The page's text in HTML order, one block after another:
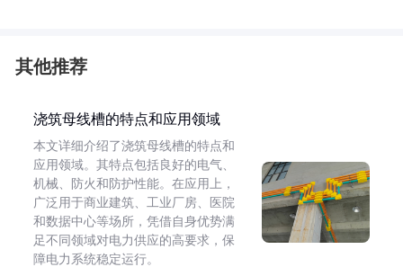
其他推荐
浇筑母线槽的特点和应用领域
本文详细介绍了浇筑母线槽的特点和
应用领域。其特点包括良好的电气、
机械、防火和防护性能。在应用上，
广泛用于商业建筑、工业厂房、医院
和数据中心等场所，凭借自身优势满
足不同领域对电力供应的高要求，保
障电力系统稳定运行。